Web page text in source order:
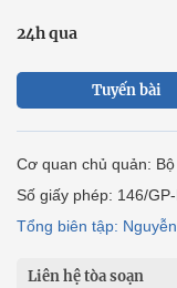
24h qua
Tuyến bài
Cơ quan chủ quản:
Số giấy phép: 146/
Tổng biên tập:
Liên hệ tòa soạn